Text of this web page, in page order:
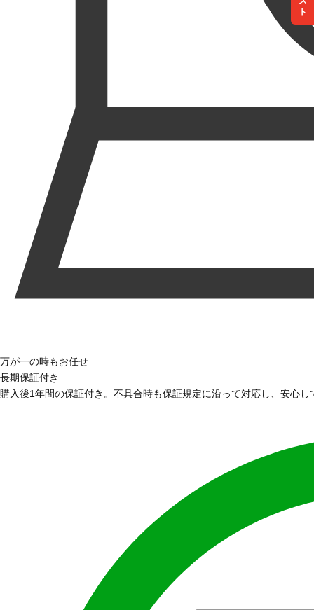
万が一の時もお任せ
長期保証付き
購入後1年間の保証付き。不具合時も保証規定に沿って対応し、安心